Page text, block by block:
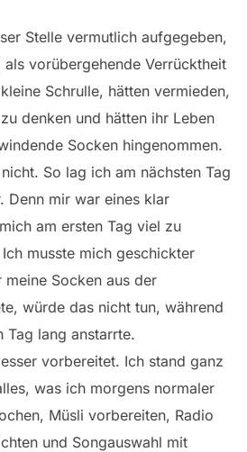
Stelle vermutlich aufgegeben,
als vorübergehende Verrücktheit
Schrulle, hätten vermieden,
denken und hätten ihr Leben
Socken hingenommen.
So lag ich am nächsten Tag
Denn mir war eines klar
am ersten Tag viel zu
musste mich geschickter
Socken aus der
würde das nicht tun, während
Tag lang anstarrte.
vorbereitet. Ich stand ganz
was ich morgens normaler
Müsli vorbereiten, Radio
und Songauswahl mit